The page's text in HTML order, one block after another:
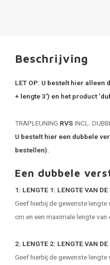
Beschrijving
LET OP: U bestelt hier alleen
+ lengte 3') en het product
TRAPLEUNING RVS INCL.
U bestelt hier een dubbele
bestellen).
Een dubbele
1: LENGTE 1: LENGTE VAN
Geef hierbij de gewenste
cm en een maximale lengte
2: LENGTE 2: LENGTE VAN
Geef hierbij de gewenste